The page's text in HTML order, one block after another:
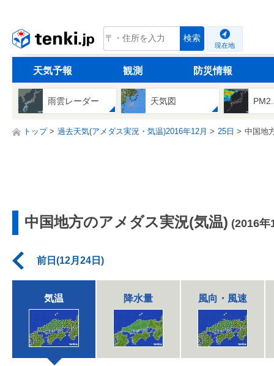
tenki.jp 検索
現在地
天気予報 観測 防災情報
雨雲レーダー 天気図
トップ 過去天気(アメダス実況・気温)2016年12月 25日 中国地
中国地方のアメダス実況(気温) (2016年
前日(12月24日)
気温 降水量 風向・風速